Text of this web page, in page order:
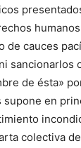
de cauces
sancionarlos
de ésta»
en
colectiva